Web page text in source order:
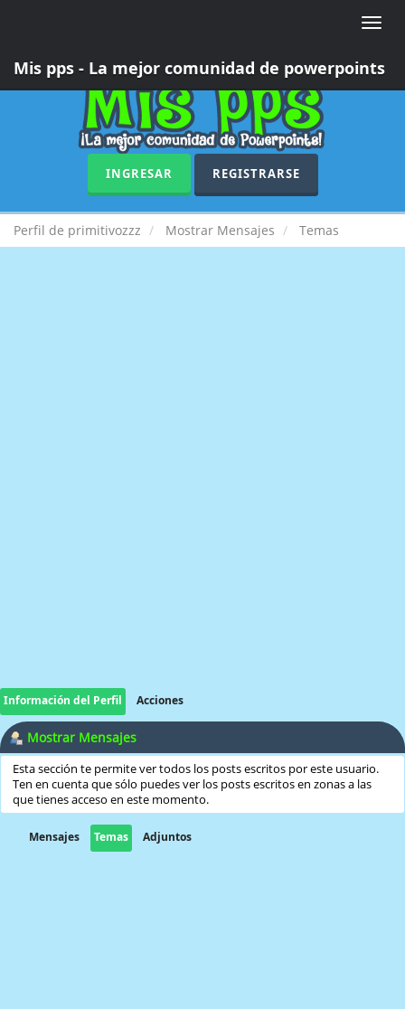
Toggle
Mis pps - La mejor comunidad de powerpoints
INGRESAR REGISTRARSE
Perfil de primitivozzz Mostrar Mensajes Temas
Información del Perfil Acciones
Mostrar Mensajes
Esta sección te permite ver todos los posts escritos por este usuario.
Ten en cuenta que sólo puedes ver los posts escritos en zonas a las
que tienes acceso en este momento.
Mensajes Temas Adjuntos